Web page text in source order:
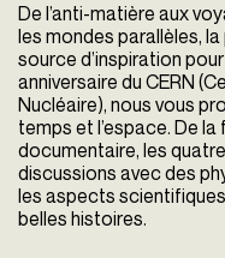
De l’anti-matière aux
les mondes parallèles,
source d’inspiration
anniversaire du CERN
Nucléaire), nous vous
temps et l’espace. De
documentaire, les
discussions avec des
les aspects
belles histoires.